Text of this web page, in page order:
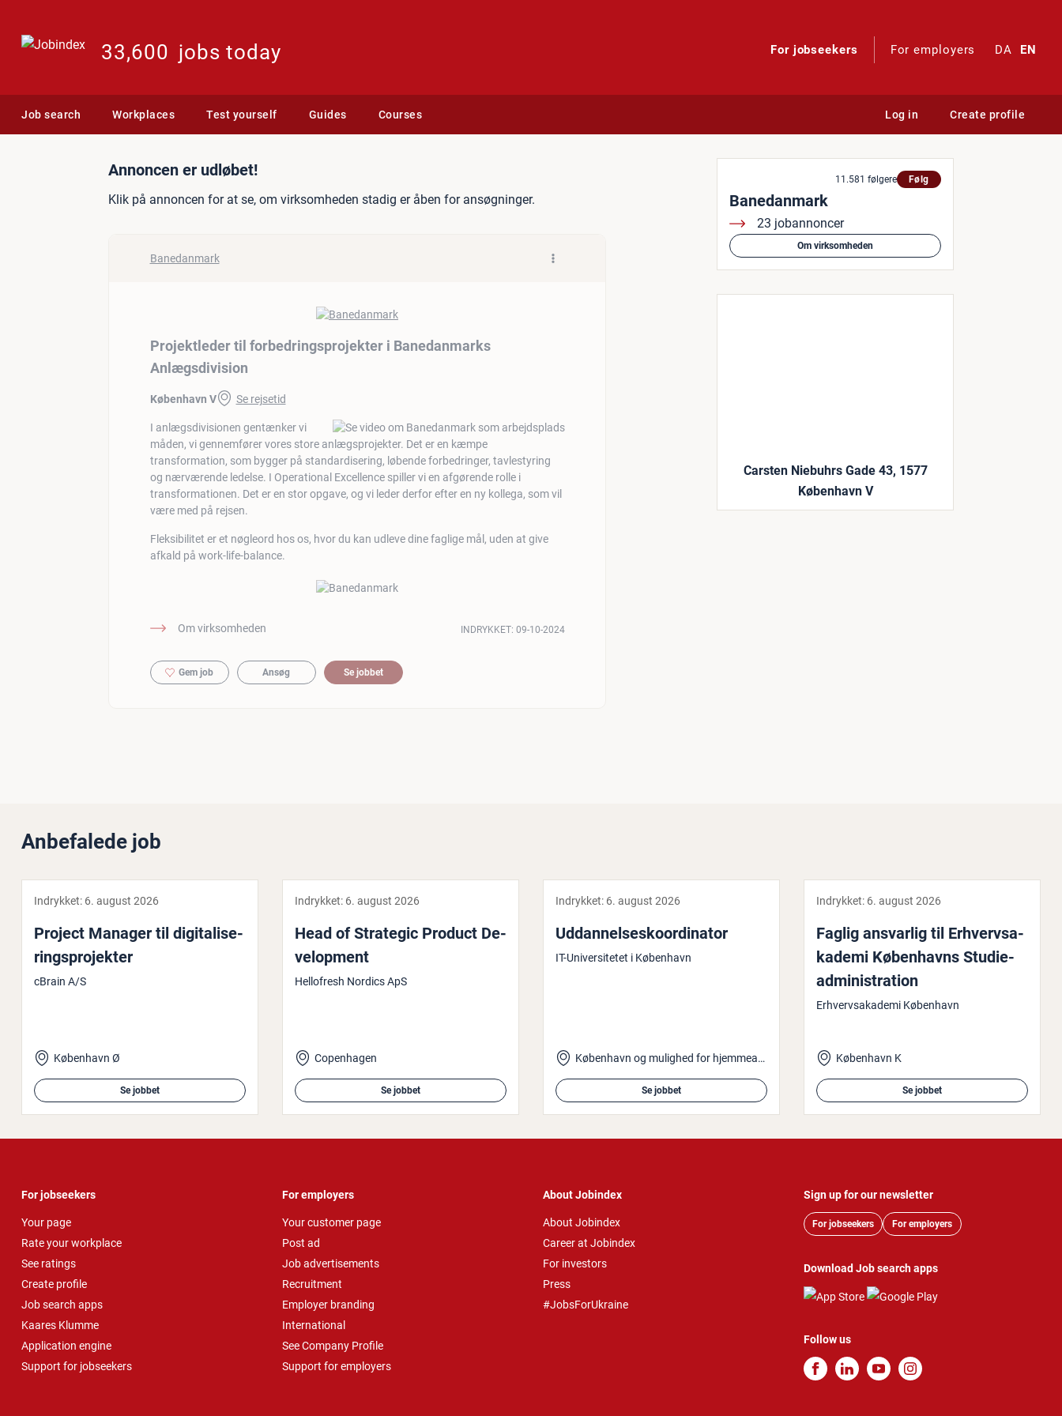
33,600 jobs today For jobseekers For employers DA EN
Job search Workplaces Test yourself Guides Courses Log in Create profile
Jobannonce: Projektleder til forbedringsprojekter i Banedanmarks
Annoncen er udløbet!
Klik på annoncen for at se, om virksomheden stadig er åben for ansøgninger.
Banedanmark
Projektleder til forbedringsprojekter i Banedanmarks
Anlægsdivision
København V Se rejsetid
I anlægsdivisionen gentænker vi
måden, vi gennemfører vores store anlægsprojekter. Det er en kæmpe
transformation, som bygger på standardisering, løbende forbedringer, tavlestyring
og nærværende ledelse. I Operational Excellence spiller vi en afgørende rolle i
transformationen. Det er en stor opgave, og vi leder derfor efter en ny kollega, som vil
være med på rejsen.
Fleksibilitet er et nøgleord hos os, hvor du kan udleve dine faglige mål, uden at give
afkald på work-life-balance.
Om virksomheden INDRYKKET: 09-10-2024
Gem job Ansøg Se jobbet
11.581 følgere Følg
Banedanmark
23 jobannoncer
Om virksomheden
Carsten Niebuhrs Gade 43, 1577
København V
Anbefalede job
Indrykket: 6. august 2026
Project Manager til di­gi­ta­li­se­
rings­pro­jek­ter
cBrain A/S
København Ø
Se jobbet
Indrykket: 6. august 2026
Head of Strategic Product De­
ve­l­op­ment
Hellofresh Nordics ApS
Copenhagen
Se jobbet
Indrykket: 6. august 2026
Ud­dan­nel­ses­ko­or­di­na­tor
IT-Universitetet i København
København og mulighed for hjemmearbejde
Se jobbet
Indrykket: 6. august 2026
Faglig ansvarlig til Er­hvervsa­
ka­de­mi Kø­ben­havns Stu­di­e­
ad­mi­ni­stra­tion
Erhvervsakademi København
København K
Se jobbet
For jobseekers
Your page
Rate your workplace
See ratings
Create profile
Job search apps
Kaares Klumme
Application engine
Support for jobseekers
For employers
Your customer page
Post ad
Job advertisements
Recruitment
Employer branding
International
See Company Profile
Support for employers
About Jobindex
About Jobindex
Career at Jobindex
For investors
Press
#JobsForUkraine
Sign up for our newsletter
For jobseekers For employers
Download Job search apps
Follow us